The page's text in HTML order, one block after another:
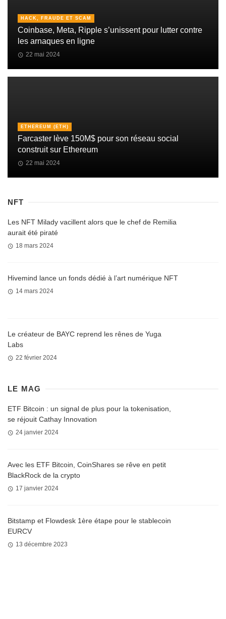
HACK, FRAUDE ET SCAM
Coinbase, Meta, Ripple s’unissent pour lutter contre
les arnaques en ligne
22 mai 2024
ETHEREUM (ETH)
Farcaster lève 150M$ pour son réseau social
construit sur Ethereum
22 mai 2024
NFT
Les NFT Milady vacillent alors que le chef de Remilia
aurait été piraté
18 mars 2024
Hivemind lance un fonds dédié à l’art numérique NFT
14 mars 2024
Le créateur de BAYC reprend les rênes de Yuga
Labs
22 février 2024
LE MAG
ETF Bitcoin : un signal de plus pour la tokenisation,
se réjouit Cathay Innovation
24 janvier 2024
Avec les ETF Bitcoin, CoinShares se rêve en petit
BlackRock de la crypto
17 janvier 2024
Bitstamp et Flowdesk 1ère étape pour le stablecoin
EURCV
13 décembre 2023